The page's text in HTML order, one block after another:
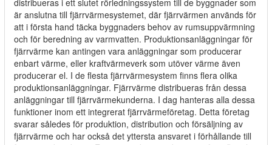
distribueras i ett slutet rörledningssystem till de byggnader som
är anslutna till fjärrvärmesystemet, där fjärrvärmen används för
att i första hand täcka byggnaders behov av rumsuppvärmning
och för beredning av varmvatten. Produktionsanläggningar för
fjärrvärme kan antingen vara anläggningar som producerar
enbart värme, eller kraftvärmeverk som utöver värme även
producerar el. I de flesta fjärrvärmesystem finns flera olika
produktionsanläggningar. Fjärrvärme distribueras från dessa
anläggningar till fjärrvärmekunderna. I dag hanteras alla dessa
funktioner inom ett integrerat fjärrvärmeföretag. Detta företag
svarar således för produktion, distribution och försäljning av
fjärrvärme och har också det yttersta ansvaret i förhållande till